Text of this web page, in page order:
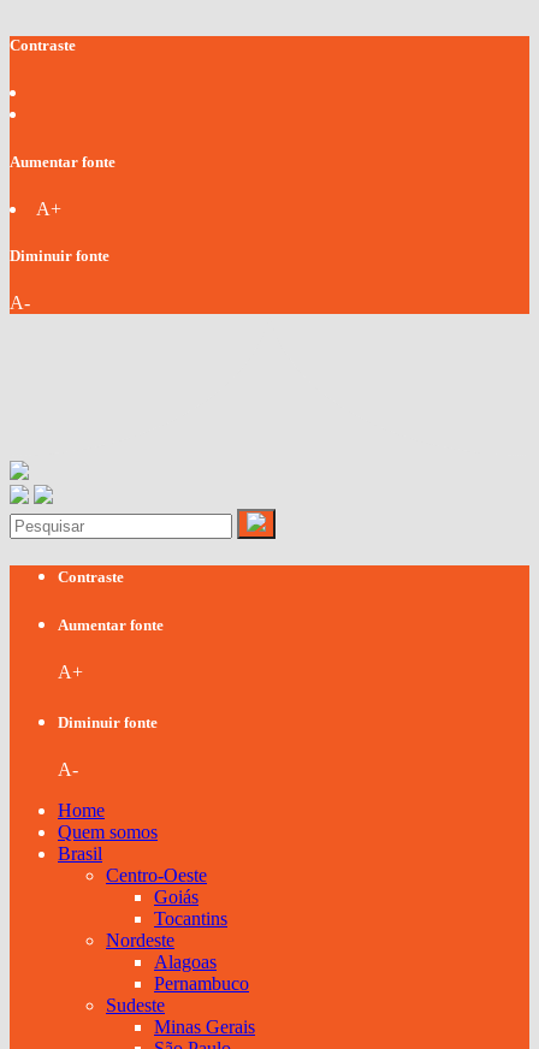
Contraste
Aumentar fonte
A+
Diminuir fonte
A-
Contraste
Aumentar fonte
A+
Diminuir fonte
A-
Home
Quem somos
Brasil
Centro-Oeste
Goiás
Tocantins
Nordeste
Alagoas
Pernambuco
Sudeste
Minas Gerais